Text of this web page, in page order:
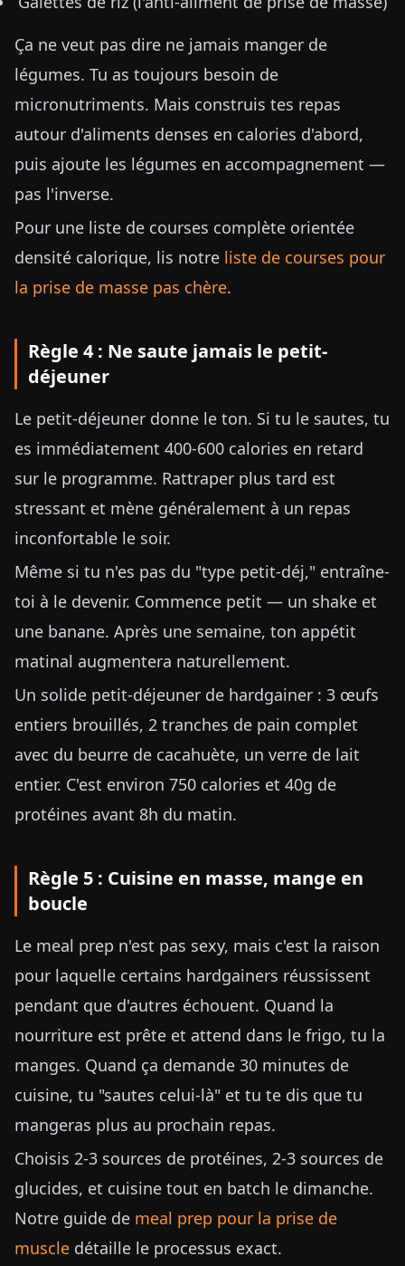
Ça ne veut pas dire ne jamais manger de
légumes. Tu as toujours besoin de
micronutriments. Mais construis tes repas
autour d'aliments denses en calories d'abord,
puis ajoute les légumes en accompagnement —
pas l'inverse.
Pour une liste de courses complète orientée
densité calorique, lis notre liste de courses pour
la prise de masse pas chère.
Règle 4 : Ne saute jamais le petit-
déjeuner
Le petit-déjeuner donne le ton. Si tu le sautes, tu
es immédiatement 400-600 calories en retard
sur le programme. Rattraper plus tard est
stressant et mène généralement à un repas
inconfortable le soir.
Même si tu n'es pas du "type petit-déj," entraîne-
toi à le devenir. Commence petit — un shake et
une banane. Après une semaine, ton appétit
matinal augmentera naturellement.
Un solide petit-déjeuner de hardgainer : 3 œufs
entiers brouillés, 2 tranches de pain complet
avec du beurre de cacahuète, un verre de lait
entier. C'est environ 750 calories et 40g de
protéines avant 8h du matin.
Règle 5 : Cuisine en masse, mange en
boucle
Le meal prep n'est pas sexy, mais c'est la raison
pour laquelle certains hardgainers réussissent
pendant que d'autres échouent. Quand la
nourriture est prête et attend dans le frigo, tu la
manges. Quand ça demande 30 minutes de
cuisine, tu "sautes celui-là" et tu te dis que tu
mangeras plus au prochain repas.
Choisis 2-3 sources de protéines, 2-3 sources de
glucides, et cuisine tout en batch le dimanche.
Notre guide de meal prep pour la prise de
muscle détaille le processus exact.